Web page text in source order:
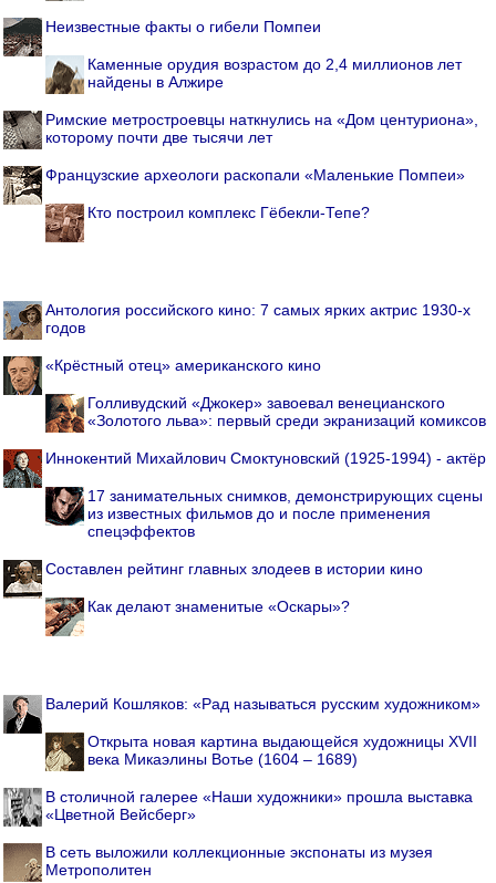
Неизвестные факты о гибели Помпеи
Каменные орудия возрастом до 2,4 миллионов лет
найдены в Алжире
Римские метростроевцы наткнулись на «Дом центуриона»,
которому почти две тысячи лет
Французские археологи раскопали «Маленькие Помпеи»
Кто построил комплекс Гёбекли-Тепе?
Антология российского кино: 7 самых ярких актрис 1930-х
годов
«Крёстный отец» американского кино
Голливудский «Джокер» завоевал венецианского
«Золотого льва»: первый среди экранизаций комиксов
Иннокентий Михайлович Смоктуновский (1925-1994) - актёр
17 занимательных снимков, демонстрирующих сцены
из известных фильмов до и после применения
спецэффектов
Составлен рейтинг главных злодеев в истории кино
Как делают знаменитые «Оскары»?
Валерий Кошляков: «Рад называться русским художником»
Открыта новая картина выдающейся художницы XVII
века Микаэлины Вотье (1604 – 1689)
В столичной галерее «Наши художники» прошла выставка
«Цветной Вейсберг»
В сеть выложили коллекционные экспонаты из музея
Метрополитен